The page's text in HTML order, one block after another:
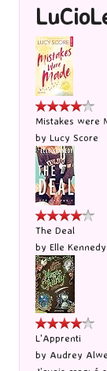
Mistakes were
by Lucy Score
The Deal
by Elle Kennedy
L'Apprenti
by Audrey